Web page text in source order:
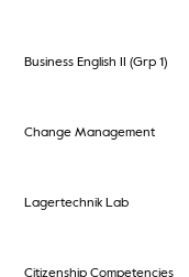
Business English II (Grp 1)
Change Management
Lagertechnik Lab
Citizenship Competencies